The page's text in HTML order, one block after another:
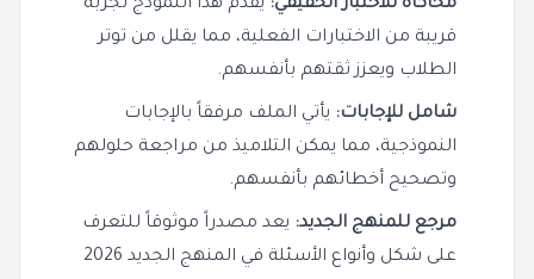
محاكاة للاختبار الحقيقي: يقدم هذا النموذج تجربة
قريبة من الاختبارات الفعلية، مما يقلل من توتر
الطلاب ويعزز ثقتهم بأنفسهم.
شامل للإجابات: يأتي الملف مرفقاً بالإجابات
النموذجية، مما يمكن التلاميذ من مراجعة حلولهم
وتصحيح أخطائهم بأنفسهم.
مرجع للمنهج الجديد: يعد مصدراً موثوقاً للتعرف
على شكل وأنواع الأسئلة في المنهج الجديد 2026